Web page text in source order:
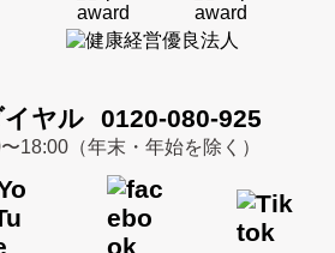
0120-080-925
18:00（年末・年始を除く）